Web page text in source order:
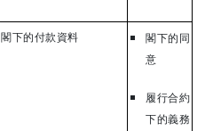
閣下的付款資料
閣下的同
意
履行合約
下的義務